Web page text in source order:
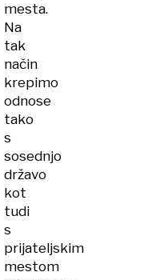
mesta.
Na
tak
način
krepimo
odnose
tako
s
sosednjo
državo
kot
tudi
s
prijateljskim
mestom